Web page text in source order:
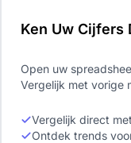
Ken Uw Cijfers
Open uw
Vergelijk met vorige
Vergelijk direct
Ontdek trends